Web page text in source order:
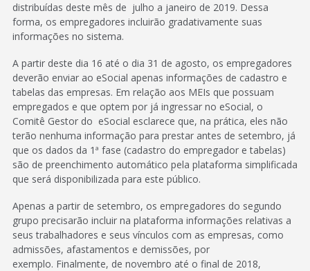
distribuídas deste mês de julho a janeiro de 2019. Dessa
forma, os empregadores incluirão gradativamente suas
informações no sistema.
A partir deste dia 16 até o dia 31 de agosto, os empregadores
deverão enviar ao eSocial apenas informações de cadastro e
tabelas das empresas. Em relação aos MEIs que possuam
empregados e que optem por já ingressar no eSocial, o
Comitê Gestor do eSocial esclarece que, na prática, eles não
terão nenhuma informação para prestar antes de setembro, já
que os dados da 1ª fase (cadastro do empregador e tabelas)
são de preenchimento automático pela plataforma simplificada
que será disponibilizada para este público.
Apenas a partir de setembro, os empregadores do segundo
grupo precisarão incluir na plataforma informações relativas a
seus trabalhadores e seus vínculos com as empresas, como
admissões, afastamentos e demissões, por
exemplo. Finalmente, de novembro até o final de 2018,